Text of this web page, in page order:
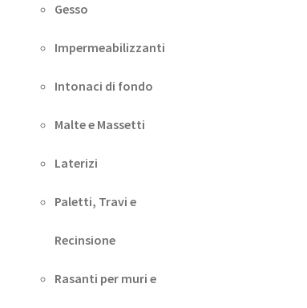
Gesso
Impermeabilizzanti
Intonaci di fondo
Malte e Massetti
Laterizi
Paletti, Travi e
Recinsione
Rasanti per muri e